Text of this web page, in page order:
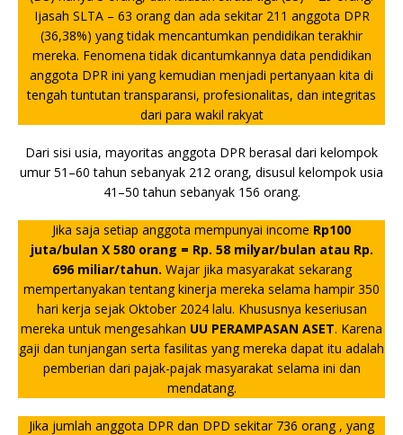
Ijasah SLTA – 63 orang dan ada sekitar 211 anggota DPR
(36,38%) yang tidak mencantumkan pendidikan terakhir
mereka. Fenomena tidak dicantumkannya data pendidikan
anggota DPR ini yang kemudian menjadi pertanyaan kita di
tengah tuntutan transparansi, profesionalitas, dan integritas
dari para wakil rakyat
Dari sisi usia, mayoritas anggota DPR berasal dari kelompok
umur 51–60 tahun sebanyak 212 orang, disusul kelompok usia
41–50 tahun sebanyak 156 orang.
Jika saja setiap anggota mempunyai income Rp100
juta/bulan X 580 orang = Rp. 58 milyar/bulan atau Rp.
696 miliar/tahun. Wajar jika masyarakat sekarang
mempertanyakan tentang kinerja mereka selama hampir 350
hari kerja sejak Oktober 2024 lalu. Khususnya keseriusan
mereka untuk mengesahkan UU PERAMPASAN ASET. Karena
gaji dan tunjangan serta fasilitas yang mereka dapat itu adalah
pemberian dari pajak-pajak masyarakat selama ini dan
mendatang.
Jika jumlah anggota DPR dan DPD sekitar 736 orang , yang